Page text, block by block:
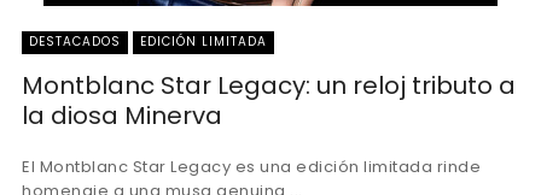
DESTACADOS EDICIÓN LIMITADA
Montblanc Star Legacy: un reloj tributo a
la diosa Minerva
El Montblanc Star Legacy es una edición limitada rinde